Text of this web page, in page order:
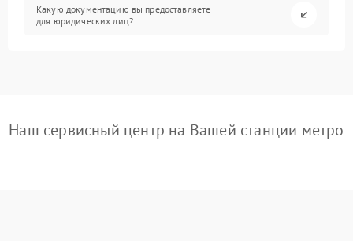
Какую документацию вы предоставляете
для юридических лиц?
Наш сервисный центр на Вашей станции метро